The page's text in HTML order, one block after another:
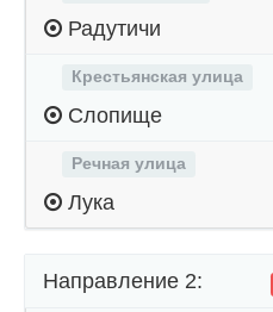
Радутичи
Крестьянская улица
Слопище
Речная улица
Лука
Направление 2: